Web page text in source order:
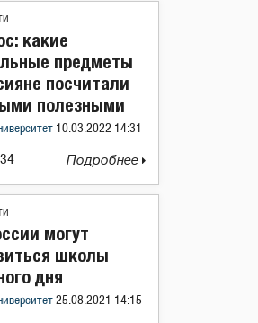
какие
предметы
посчитали
полезными
10.03.2022 14:31
Подробнее
могут
школы
дня
25.08.2021 14:15